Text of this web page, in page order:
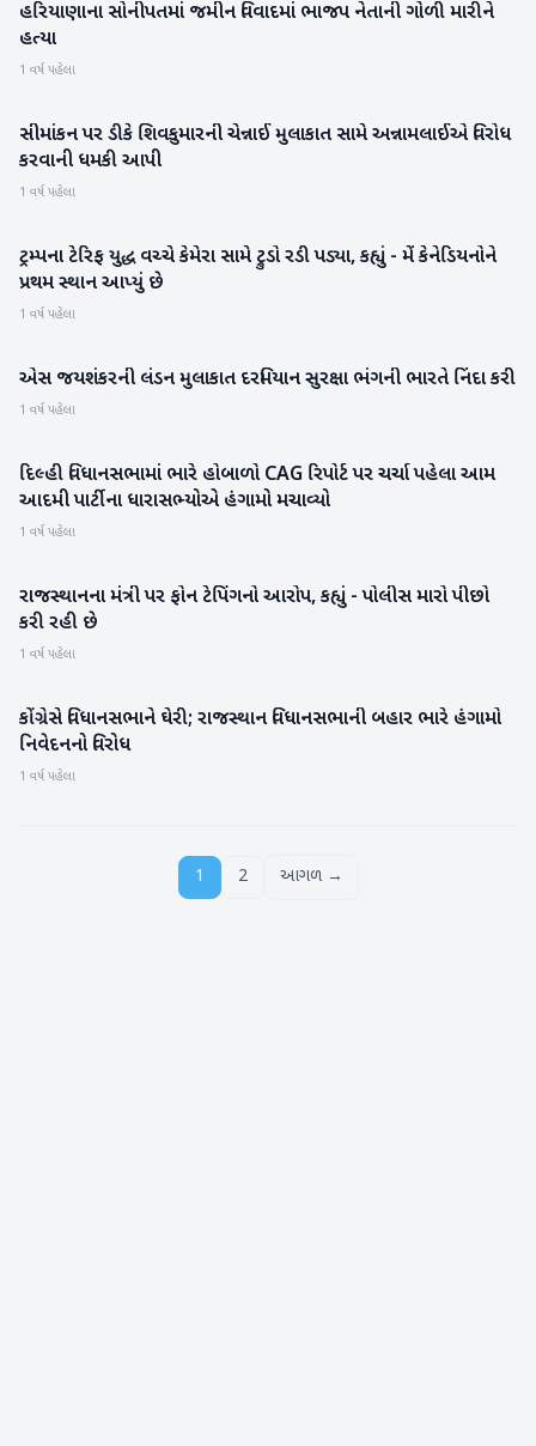
રાષ્ટ્રીય
હરિયાણાના સોનીપતમાં જમીન વિવાદમાં ભાજપ નેતાની ગોળી મારીને
હત્યા
1 વર્ષ પહેલા
રાષ્ટ્રીય
સીમાંકન પર ડીકે શિવકુમારની ચેન્નાઈ મુલાકાત સામે અન્નામલાઈએ વિરોધ
કરવાની ધમકી આપી
1 વર્ષ પહેલા
આંતરરાષ્ટ્રીય
ટ્રમ્પના ટેરિફ યુદ્ધ વચ્ચે કેમેરા સામે ટ્રુડો રડી પડ્યા, કહ્યું - મેં કેનેડિયનોને
પ્રથમ સ્થાન આપ્યું છે
1 વર્ષ પહેલા
રાષ્ટ્રીય
એસ જયશંકરની લંડન મુલાકાત દરમિયાન સુરક્ષા ભંગની ભારતે નિંદા કરી
1 વર્ષ પહેલા
રાષ્ટ્રીય
દિલ્હી વિધાનસભામાં ભારે હોબાળો CAG રિપોર્ટ પર ચર્ચા પહેલા આમ
આદમી પાર્ટીના ધારાસભ્યોએ હંગામો મચાવ્યો
1 વર્ષ પહેલા
રાષ્ટ્રીય
રાજસ્થાનના મંત્રી પર ફોન ટેપિંગનો આરોપ, કહ્યું - પોલીસ મારો પીછો
કરી રહી છે
1 વર્ષ પહેલા
રાષ્ટ્રીય
કોંગ્રેસે વિધાનસભાને ઘેરી; રાજસ્થાન વિધાનસભાની બહાર ભારે હંગામો
નિવેદનનો વિરોધ
1 વર્ષ પહેલા
1 2 આગળ →